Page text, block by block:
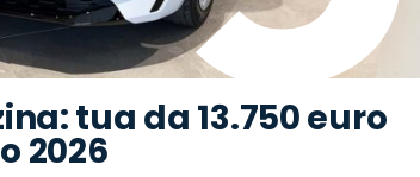
tua da 13.750 euro
2026